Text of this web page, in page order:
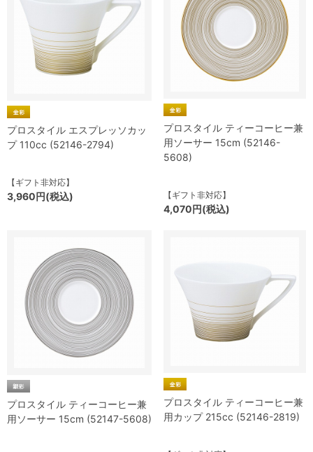
プロスタイル エスプレッソカッ
プ 110cc (52146-2794)
【ギフト非対応】
3,960円(税込)
プロスタイル ティーコーヒー兼
用ソーサー 15cm (52146-
5608)
【ギフト非対応】
4,070円(税込)
プロスタイル ティーコーヒー兼
用ソーサー 15cm (52147-5608)
プロスタイル ティーコーヒー兼
用カップ 215cc (52146-2819)